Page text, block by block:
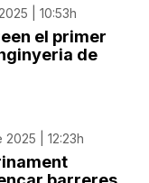
| 10:53h
el primer
de
| 12:23h